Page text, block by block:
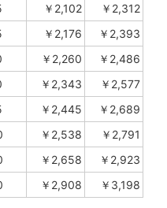
￥2,102
￥2,312
￥2,176
￥2,393
￥2,260
￥2,486
￥2,343
￥2,577
￥2,445
￥2,689
￥2,538
￥2,791
￥2,658
￥2,923
￥2,908 ￥3,198